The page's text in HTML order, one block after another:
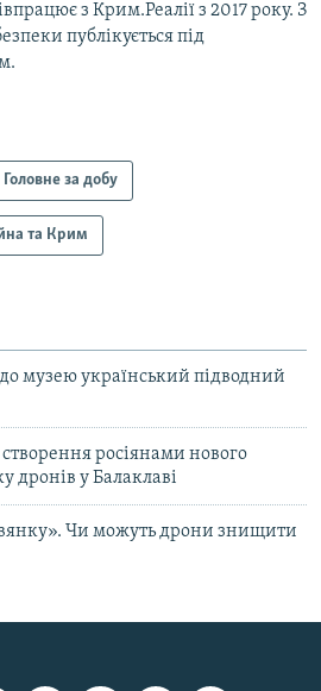
з Крим.Реалії з 2017 року. З
публікується під
Головне за добу
та Крим
музею український підводний
росіянами нового
дронів у Балаклаві
Чи можуть дрони знищити